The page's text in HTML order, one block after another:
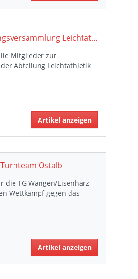
Einladung zur Abteilungsversammlung Leichtathletik
Mitglieder zur
Abteilung Leichtathletik
Artikel anzeigen
Ostalb
die TG Wangen/Eisenharz
Wettkampf gegen das
Artikel anzeigen